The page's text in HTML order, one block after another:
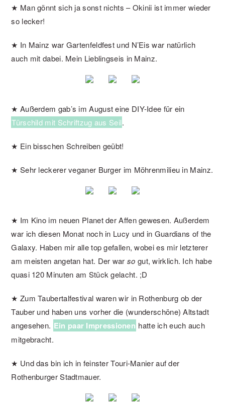
★ Man gönnt sich ja sonst nichts – Okinii ist immer wieder
so lecker!
★ In Mainz war Gartenfeldfest und N’Eis war natürlich
auch mit dabei. Mein Lieblingseis in Mainz.
★ Außerdem gab’s im August eine DIY-Idee für ein
Türschild mit Schriftzug aus Seil.
★ Ein bisschen Schreiben geübt!
★ Sehr leckerer veganer Burger im Möhrenmilieu in Mainz.
★ Im Kino im neuen Planet der Affen gewesen. Außerdem
war ich diesen Monat noch in Lucy und in Guardians of the
Galaxy. Haben mir alle top gefallen, wobei es mir letzterer
am meisten angetan hat. Der war so gut, wirklich. Ich habe
quasi 120 Minuten am Stück gelacht. ;D
★ Zum Taubertalfestival waren wir in Rothenburg ob der
Tauber und haben uns vorher die (wunderschöne) Altstadt
angesehen. Ein paar Impressionen hatte ich euch auch
mitgebracht.
★ Und das bin ich in feinster Touri-Manier auf der
Rothenburger Stadtmauer.